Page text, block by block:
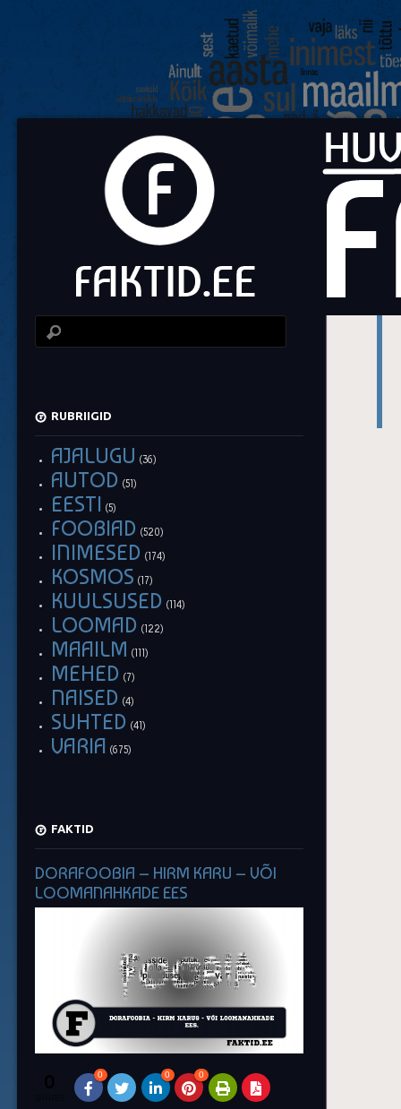
RUBRIIGID
AJALUGU (36)
AUTOD (51)
EESTI (5)
FOOBIAD (520)
INIMESED (174)
KOSMOS (17)
KUULSUSED (114)
LOOMAD (122)
MAAILM (111)
MEHED (7)
NAISED (4)
SUHTED (41)
VARIA (675)
FAKTID
DORAFOOBIA – HIRM KARU – VÕI
LOOMANAHKADE EES
0 0 0 0